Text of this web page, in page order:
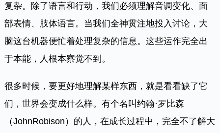
复杂。除了语言和行动，我们必须理解音调变化、面
部表情、肢体语言。当我们全神贯注地投入讨论，大
脑这台机器便忙着处理复杂的信息。这些运作完全出
于本能，人根本察觉不到。
很多时候，要更好地理解某样东西，就是看看缺了它
们，世界会变成什么样。有个名叫约翰·罗比森
（JohnRobison）的人，在成长过程中，完全不了解大